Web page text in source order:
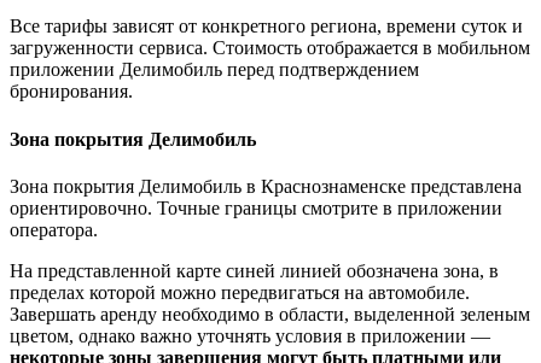
Все тарифы зависят от конкретного региона, времени суток и
загруженности сервиса. Стоимость отображается в мобильном
приложении Делимобиль перед подтверждением
бронирования.
Зона покрытия Делимобиль
Зона покрытия Делимобиль в Краснознаменске представлена
ориентировочно. Точные границы смотрите в приложении
оператора.
На представленной карте синей линией обозначена зона, в
пределах которой можно передвигаться на автомобиле.
Завершать аренду необходимо в области, выделенной зеленым
цветом, однако важно уточнять условия в приложении —
некоторые зоны завершения могут быть платными или